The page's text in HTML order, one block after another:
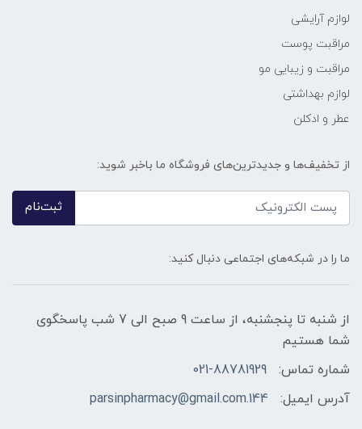
لوازم آرایشی
مراقبت پوست
مراقبت و زیبایی مو
لوازم بهداشتی
عطر و ادکلن
از تخفیف‌ها و جدیدترین‌های فروشگاه ما باخبر شوید:
ثبت‌نام
ما را در شبکه‌های اجتماعی دنبال کنید:
از شنبه تا پنجشنبه، از ساعت 9 صبح الی 7 شب پاسخگوی
شما هستیم
شماره تماس:
021-88781929
آدرس ایمیل:
144.parsinpharmacy@gmail.com